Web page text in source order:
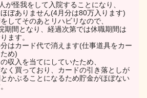
が怪我をして入院することになり、
ぼありません(4月分は80万入ります)
してそのあとリハビリなので、
期間となり、経過次第では休職期間は
ます。
はカード代で消えます(仕事道具をカー
め)
収入を当てにしていたため、
く買っており、カードの引き落としが
かぶることになるため貯金がほぼない